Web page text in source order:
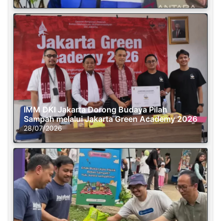
IMM DKI Jakarta Dorong Budaya Pilah
Sampah melalui Jakarta Green Academy 2026
28/07/2026